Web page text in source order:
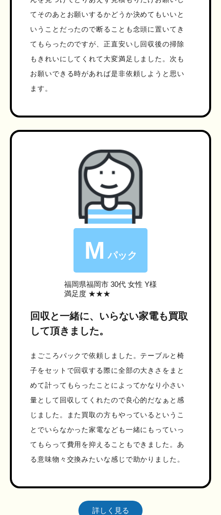
てそのあとお願いするかどうか決めてもいいと
いうことだったので断ることも念頭に置いてき
てもらったのですが、正直安いし回収後の掃除
もきれいにしてくれて大変満足しました。次も
お願いできる時があれば是非依頼しようと思い
ます。
M パック
福岡県福岡市 30代 女性 Y様
満足度 ★★★
回収と一緒に、いらない家電も買取
して頂きました。
まごころパックで依頼しました。テーブルと椅
子をセットで回収する際に全部の大きさをまと
めて計ってもらったことによってかなり小さい
量として回収してくれたので良心的だなぁと感
じました。また買取の方もやっているというこ
とでいらなかった家電なども一緒にもっていっ
てもらって費用を抑えることもできました。あ
る意味物々交換みたいな感じで助かりました。
詳しく見る